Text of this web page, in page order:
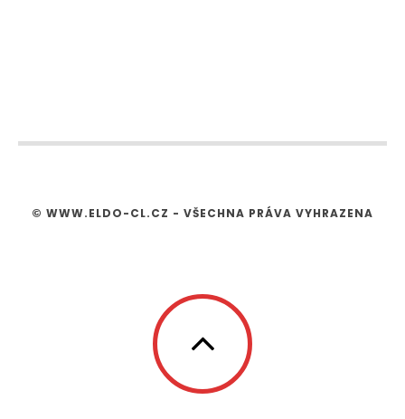
© WWW.ELDO-CL.CZ - VŠECHNA PRÁVA VYHRAZENA